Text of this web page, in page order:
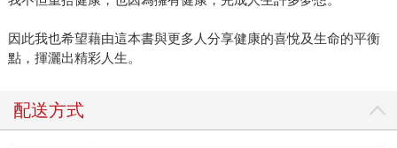
因此我也希望藉由這本書與更多人分享健康的喜悅及生命的平衡
點，揮灑出精彩人生。
配送方式